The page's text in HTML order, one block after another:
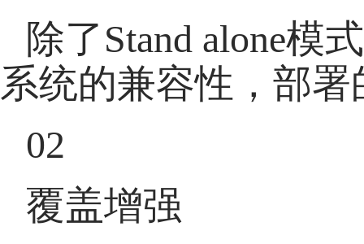
除了Stand alone模
系统的兼容性，部
02
覆盖增强